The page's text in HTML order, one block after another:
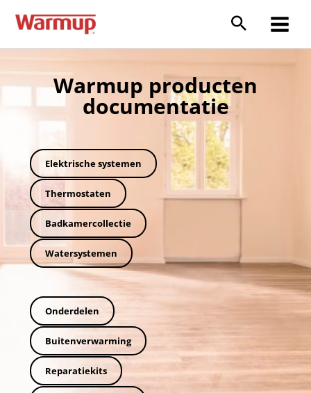
naar
Main
Warmup producten
documentatie
Elektrische systemen
Thermostaten
Badkamercollectie
Watersystemen
Onderdelen
Buitenverwarming
Reparatiekits